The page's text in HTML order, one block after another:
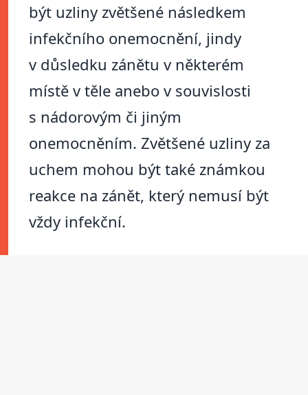
být uzliny zvětšené následkem
infekčního onemocnění, jindy
v důsledku zánětu v některém
místě v těle anebo v souvislosti
s nádorovým či jiným
onemocněním. Zvětšené uzliny za
uchem mohou být také známkou
reakce na zánět, který nemusí být
vždy infekční.